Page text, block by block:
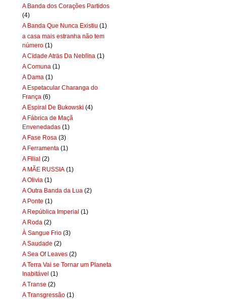
A Banda dos Corações Partidos
(4)
A Banda Que Nunca Existiu (1)
a casa mais estranha não tem
número (1)
A Cïdade Aträs Da Neblïna (1)
A Comuna (1)
A Dama (1)
A Espetacular Charanga do
França (6)
A Espiral De Bukowski (4)
A Fábrica de Maçã
Envenedadas (1)
A Fase Rosa (3)
A Ferramenta (1)
A Filial (2)
A MÃE RUSSIA (1)
A Olivia (1)
A Outra Banda da Lua (2)
A Ponte (1)
A República Imperial (1)
A Roda (2)
À Sangue Frio (3)
A Saudade (2)
A Sea Of Leaves (2)
A Terra Vai se Tornar um Planeta
Inabitável (1)
A Transe (2)
A Transgressão (1)